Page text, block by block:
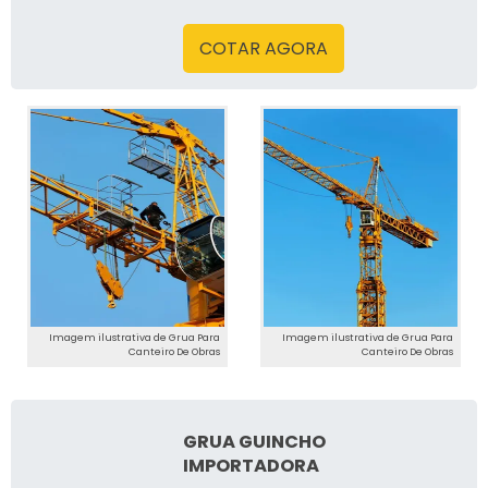
COTAR AGORA
Imagem ilustrativa de Grua Para
Canteiro De Obras
Imagem ilustrativa de Grua Para
Canteiro De Obras
GRUA GUINCHO
IMPORTADORA